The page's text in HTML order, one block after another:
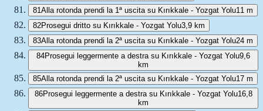
81Alla rotonda prendi la 1ª uscita su Kırıkkale - Yozgat Yolu11 m
82Prosegui dritto su Kırıkkale - Yozgat Yolu3,9 km
83Alla rotonda prendi la 2ª uscita su Kırıkkale - Yozgat Yolu24 m
84Prosegui leggermente a destra su Kırıkkale - Yozgat Yolu9,6
km
85Alla rotonda prendi la 2ª uscita su Kırıkkale - Yozgat Yolu17 m
86Prosegui leggermente a destra su Kırıkkale - Yozgat Yolu16,8
km